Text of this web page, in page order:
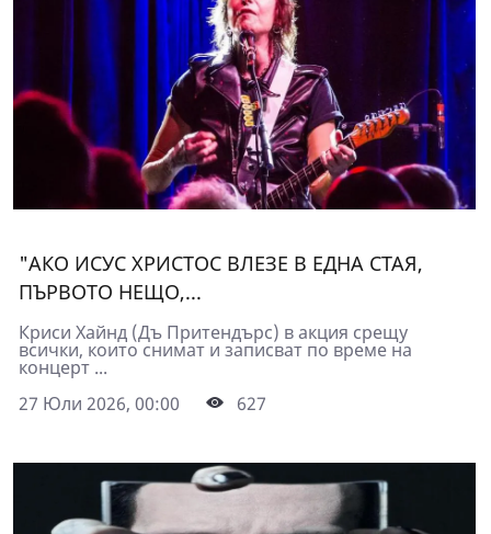
"АКО ИСУС ХРИСТОС ВЛЕЗЕ В ЕДНА СТАЯ,
ПЪРВОТО НЕЩО,...
Криси Хайнд (Дъ Притендърс) в акция срещу
всички, които снимат и записват по време на
концерт ...
27 Юли 2026, 00:00
627